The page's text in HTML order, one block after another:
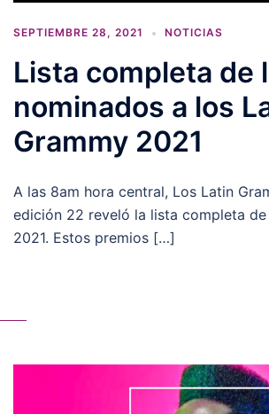
SEPTIEMBRE 28, 2021 NOTICIAS
Lista completa de
nominados a los
Grammy 2021
A las 8am hora central, Los Latin
edición 22 reveló la lista completa
2021. Estos premios […]